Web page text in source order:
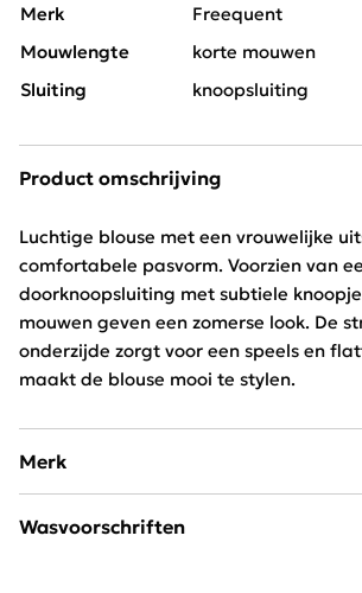
Merk
Freequent
Mouwlengte
korte mouwen
Sluiting
knoopsluiting
Product omschrijving
Luchtige blouse met een vrouwelijke
comfortabele pasvorm. Voorzien van
doorknoopsluiting met subtiele
mouwen geven een zomerse look. De
onderzijde zorgt voor een speels en
maakt de blouse mooi te stylen.
Merk
Mode, passie en creativiteit staan
Wasvoorschriften